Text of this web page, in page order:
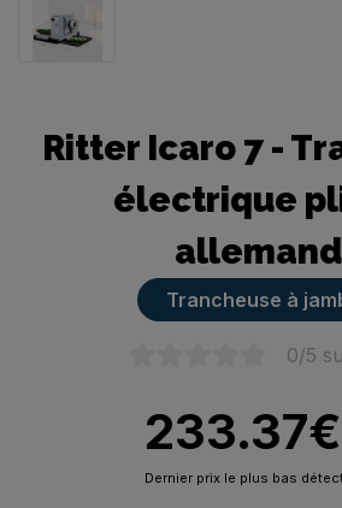
Ritter Icaro 7 -
électrique
Trancheuse à
0/5
233.37€
Dernier prix le plus bas